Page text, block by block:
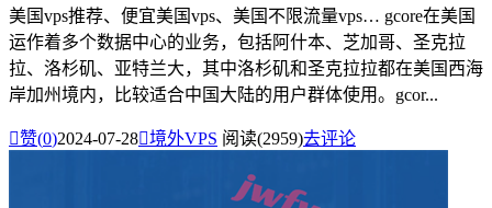
美国vps推荐、便宜美国vps、美国不限流量vps… gcore在美国
运作着多个数据中心的业务，包括阿什本、芝加哥、圣克拉
拉、洛杉矶、亚特兰大，其中洛杉矶和圣克拉拉都在美国西海
岸加州境内，比较适合中国大陆的用户群体使用。gcor...
赞(0)2024-07-28境外VPS 阅读(2959)去评论